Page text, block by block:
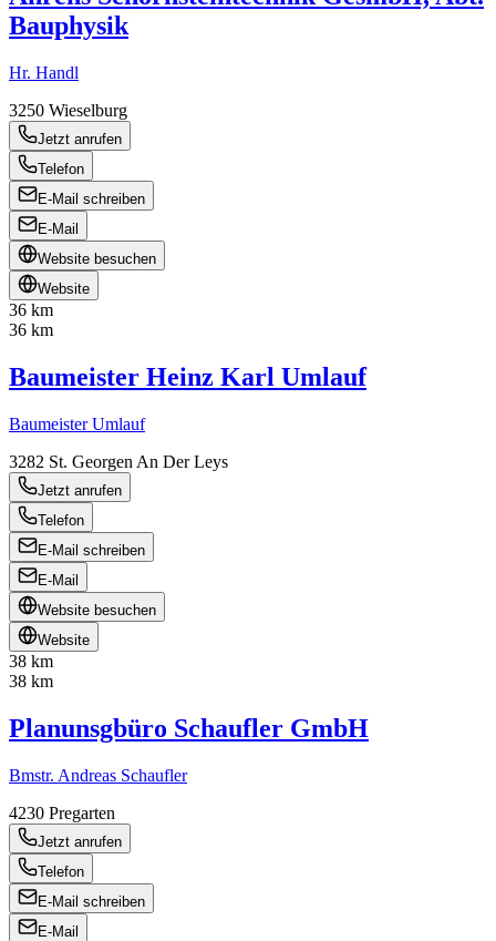
Bauphysik
Hr. Handl
3250 Wieselburg
Jetzt anrufen
Telefon
E-Mail schreiben
E-Mail
Website besuchen
Website
36 km
36 km
Baumeister Heinz Karl Umlauf
Baumeister Umlauf
3282 St. Georgen An Der Leys
Jetzt anrufen
Telefon
E-Mail schreiben
E-Mail
Website besuchen
Website
38 km
38 km
Planunsgbüro Schaufler GmbH
Bmstr. Andreas Schaufler
4230 Pregarten
Jetzt anrufen
Telefon
E-Mail schreiben
E-Mail